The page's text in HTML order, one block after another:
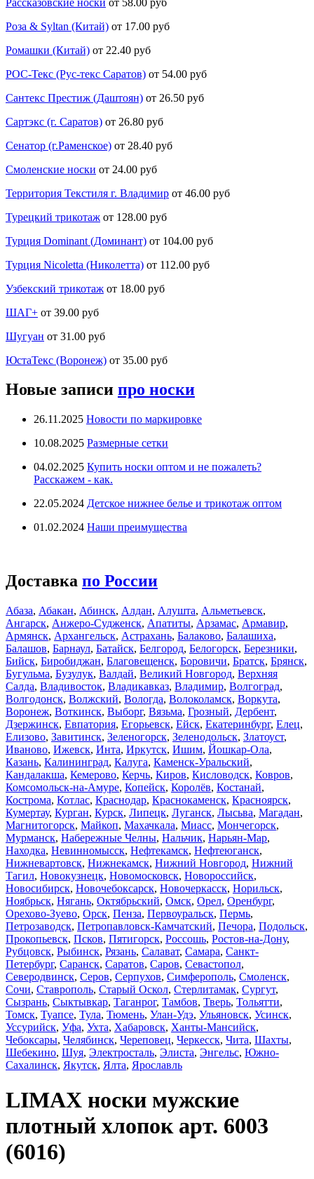
Роза & Syltan (Китай) от 17.00 руб
Ромашки (Китай) от 22.40 руб
РОС-Текс (Рус-текс Саратов) от 54.00 руб
Сантекс Престиж (Даштоян) от 26.50 руб
Сартэкс (г. Саратов) от 26.80 руб
Сенатор (г.Раменское) от 28.40 руб
Смоленские носки от 24.00 руб
Территория Текстиля г. Владимир от 46.00 руб
Турецкий трикотаж от 128.00 руб
Турция Dominant (Доминант) от 104.00 руб
Турция Nicoletta (Николетта) от 112.00 руб
Узбекский трикотаж от 18.00 руб
ШАГ+ от 39.00 руб
Шугуан от 31.00 руб
ЮстаТекс (Воронеж) от 35.00 руб
Новые записи про носки
26.11.2025 Новости по маркировке
10.08.2025 Размерные сетки
04.02.2025 Купить носки оптом и не пожалеть?
Расскажем - как.
22.05.2024 Детское нижнее белье и трикотаж оптом
01.02.2024 Наши преимущества
Доставка по России
Абаза, Абакан, Абинск, Алдан, Алушта, Альметьевск,
Ангарск, Анжеро-Судженск, Апатиты, Арзамас, Армавир,
Армянск, Архангельск, Астрахань, Балаково, Балашиха,
Балашов, Барнаул, Батайск, Белгород, Белогорск, Березники,
Бийск, Биробиджан, Благовещенск, Боровичи, Братск, Брянск,
Бугульма, Бузулук, Валдай, Великий Новгород, Верхняя
Салда, Владивосток, Владикавказ, Владимир, Волгоград,
Волгодонск, Волжский, Вологда, Волоколамск, Воркута,
Воронеж, Воткинск, Выборг, Вязьма, Грозный, Дербент,
Дзержинск, Евпатория, Егорьевск, Ейск, Екатеринбург, Елец,
Елизово, Завитинск, Зеленогорск, Зеленодольск, Златоуст,
Иваново, Ижевск, Инта, Иркутск, Ишим, Йошкар-Ола,
Казань, Калининград, Калуга, Каменск-Уральский,
Кандалакша, Кемерово, Керчь, Киров, Кисловодск, Ковров,
Комсомольск-на-Амуре, Копейск, Королёв, Костанай,
Кострома, Котлас, Краснодар, Краснокаменск, Красноярск,
Кумертау, Курган, Курск, Липецк, Луганск, Лысьва, Магадан,
Магнитогорск, Майкоп, Махачкала, Миасс, Мончегорск,
Мурманск, Набережные Челны, Нальчик, Нарьян-Мар,
Находка, Невинномысск, Нефтекамск, Нефтеюганск,
Нижневартовск, Нижнекамск, Нижний Новгород, Нижний
Тагил, Новокузнецк, Новомосковск, Новороссийск,
Новосибирск, Новочебоксарск, Новочеркасск, Норильск,
Ноябрьск, Нягань, Октябрьский, Омск, Орел, Оренбург,
Орехово-Зуево, Орск, Пенза, Первоуральск, Пермь,
Петрозаводск, Петропавловск-Камчатский, Печора, Подольск,
Прокопьевск, Псков, Пятигорск, Россошь, Ростов-на-Дону,
Рубцовск, Рыбинск, Рязань, Салават, Самара, Санкт-
Петербург, Саранск, Саратов, Саров, Севастопол,
Северодвинск, Серов, Серпухов, Симферополь, Смоленск,
Сочи, Ставрополь, Старый Оскол, Стерлитамак, Сургут,
Сызрань, Сыктывкар, Таганрог, Тамбов, Тверь, Тольятти,
Томск, Туапсе, Тула, Тюмень, Улан-Удэ, Ульяновск, Усинск,
Уссурийск, Уфа, Ухта, Хабаровск, Ханты-Мансийск,
Чебоксары, Челябинск, Череповец, Черкесск, Чита, Шахты,
Шебекино, Шуя, Электросталь, Элиста, Энгельс, Южно-
Сахалинск, Якутск, Ялта, Ярославль
LIMAX носки мужские
плотный хлопок арт. 6003
(6016)